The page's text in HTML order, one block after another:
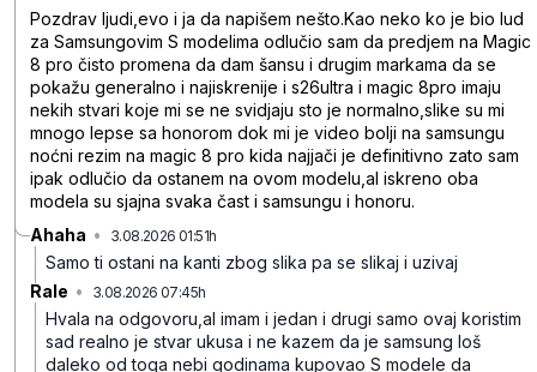
Pozdrav ljudi,evo i ja da napišem nešto.Kao neko ko je bio lud
za Samsungovim S modelima odlučio sam da predjem na Magic
8 pro čisto promena da dam šansu i drugim markama da se
pokažu generalno i najiskrenije i s26ultra i magic 8pro imaju
nekih stvari koje mi se ne svidjaju sto je normalno,slike su mi
mnogo lepse sa honorom dok mi je video bolji na samsungu
noćni rezim na magic 8 pro kida najjači je definitivno zato sam
ipak odlučio da ostanem na ovom modelu,al iskreno oba
modela su sjajna svaka čast i samsungu i honoru.
Ahaha • 3.08.2026 01:51h
Samo ti ostani na kanti zbog slika pa se slikaj i uzivaj
Rale • 3.08.2026 07:45h
Hvala na odgovoru,al imam i jedan i drugi samo ovaj koristim
sad realno je stvar ukusa i ne kazem da je samsung loš
daleko od toga nebi godinama kupovao S modele da